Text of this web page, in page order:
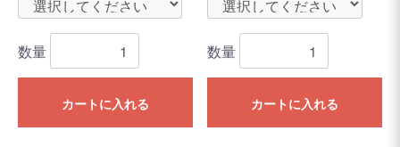
数量
カートに入れる
数量
カートに入れる